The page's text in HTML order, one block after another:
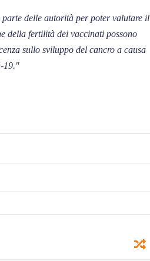
delle autorità per poter valutare il
della fertilità dei vaccinati possono
sullo sviluppo del cancro a causa
19."